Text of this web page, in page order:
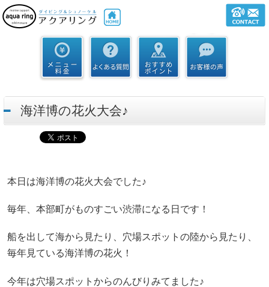
海洋博の花火大会♪
本日は海洋博の花火大会でした♪
毎年、本部町がものすごい渋滞になる日です！
船を出して海から見たり、穴場スポットの陸から見たり、
毎年見ている海洋博の花火！
今年は穴場スポットからのんびりみてました♪